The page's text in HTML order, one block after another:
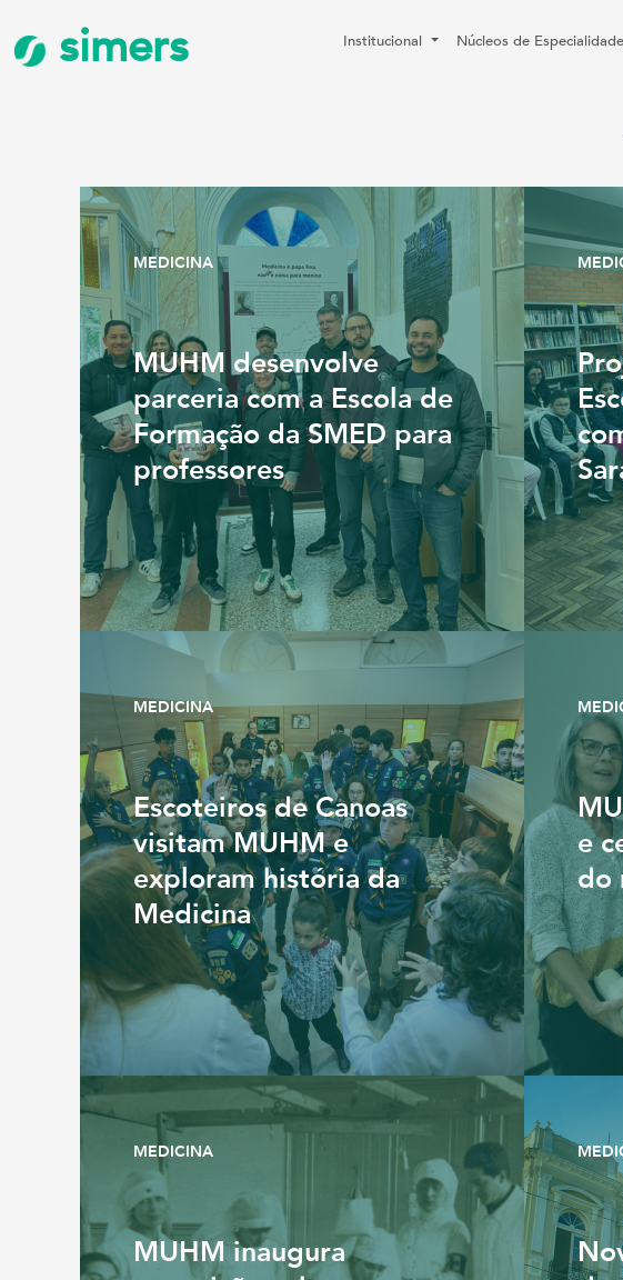
simers Institucional Núcleos de
MEDICINA
MUHM desenvolve
parceria com a Escola de
Formação da SMED para
professores
MEDICINA
Escoteiros de Canoas
visitam MUHM e
exploram história da
Medicina
e
do
MEDICINA
MUHM inaugura